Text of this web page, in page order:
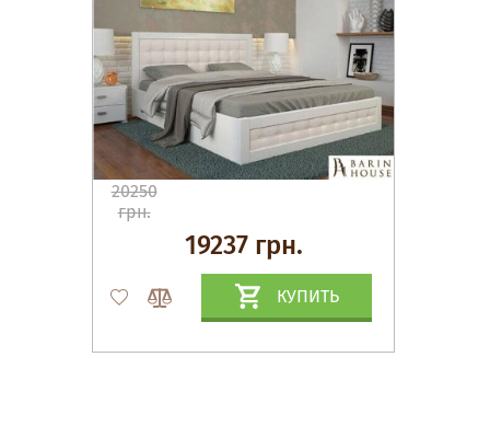
20250
грн.
19237 грн.
КУПИТЬ